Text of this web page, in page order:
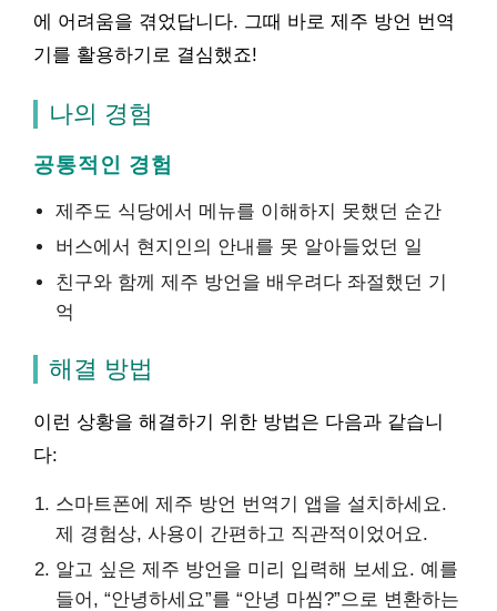
에 어려움을 겪었답니다. 그때 바로 제주 방언 번역
기를 활용하기로 결심했죠!
나의 경험
공통적인 경험
제주도 식당에서 메뉴를 이해하지 못했던 순간
버스에서 현지인의 안내를 못 알아들었던 일
친구와 함께 제주 방언을 배우려다 좌절했던 기
억
해결 방법
이런 상황을 해결하기 위한 방법은 다음과 같습니
다:
스마트폰에 제주 방언 번역기 앱을 설치하세요.
제 경험상, 사용이 간편하고 직관적이었어요.
알고 싶은 제주 방언을 미리 입력해 보세요. 예를
들어, “안녕하세요”를 “안녕 마씸?”으로 변환하는